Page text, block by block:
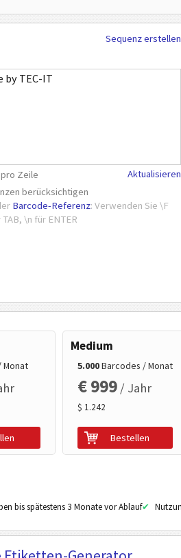
Sequenz erstellen
Zeile
berücksichtigen
Barcode-Referenz: Verwenden Sie \F
\n für ENTER
Aktualisieren
Monat
Medium
5.000Barcodes / Monat
€ 999/ Jahr
$ 1.242
Bestellen
bis spätestens 3 Monate vor Ablauf